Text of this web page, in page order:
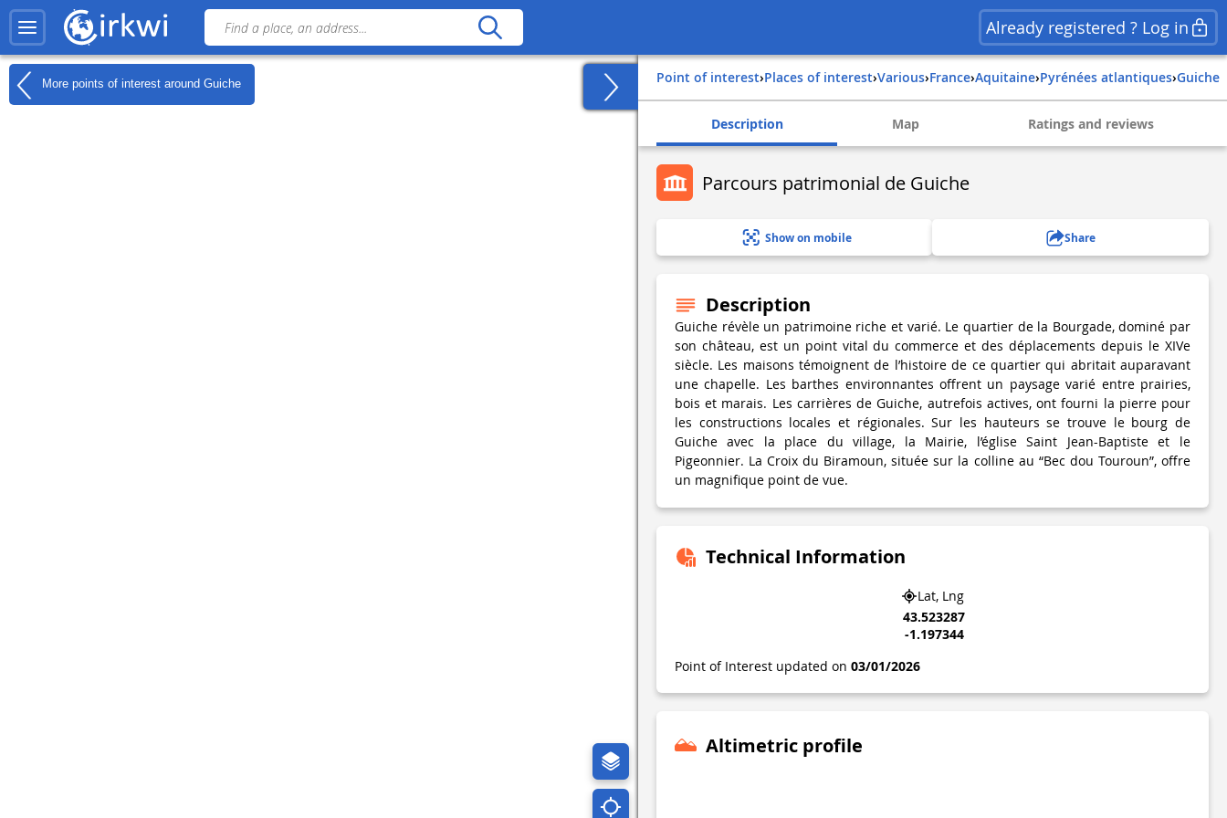
Already registered ? Log in
More points of interest around Guiche Point of interest› Places of interest› Various› france› aquitaine› pyrénées atlantiques› guiche
Description Map Ratings and reviews
Parcours patrimonial de Guiche
Show on mobile Share
Description
Guiche révèle un patrimoine riche et varié. Le quartier de la Bourgade, dominé par
son château, est un point vital du commerce et des déplacements depuis le XIVe
siècle. Les maisons témoignent de l’histoire de ce quartier qui abritait auparavant
une chapelle. Les barthes environnantes offrent un paysage varié entre prairies,
bois et marais. Les carrières de Guiche, autrefois actives, ont fourni la pierre pour
les constructions locales et régionales. Sur les hauteurs se trouve le bourg de
Guiche avec la place du village, la Mairie, l’église Saint Jean-Baptiste et le
Pigeonnier. La Croix du Biramoun, située sur la colline au “Bec dou Touroun”, offre
un magnifique point de vue.
Technical Information
Lat, Lng
43.523287
-1.197344
Point of Interest updated on 03/01/2026
Altimetric profile